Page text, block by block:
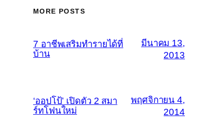
MORE POSTS
7 อาชีพเสริมทำรายได้ที่
บ้าน
มีนาคม 13,
2013
‘ออปโป้’ เปิดตัว 2 สมา
ร์ทโฟนใหม่
พฤศจิกายน 4,
2014